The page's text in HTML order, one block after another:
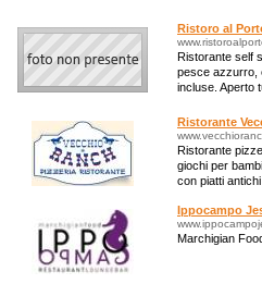
Ristoro al
Ristorante self
pesce azzurro,
incluse. Aperto
Ristorante
Ristorante
giochi per
con piatti
Ippocampo
Marchigian